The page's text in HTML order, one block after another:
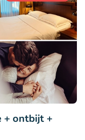
+ ontbijt +